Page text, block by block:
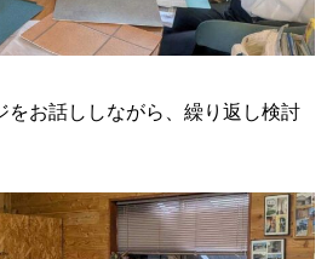
をお話ししながら、繰り返し検討